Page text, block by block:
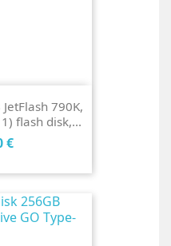
790K,
flash disk,...
€